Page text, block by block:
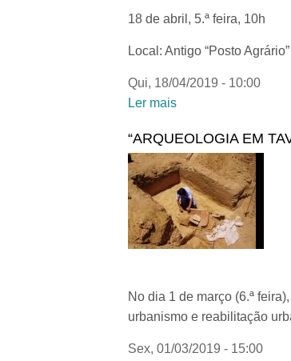
18 de abril, 5.ª feira, 10h
Local: Antigo “Posto Agrário”
Qui, 18/04/2019 - 10:00
Ler mais
“ARQUEOLOGIA EM
No dia 1 de março (6.ª
urbanismo e reabilitação
Sex, 01/03/2019 - 15:00